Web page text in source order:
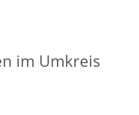
im Umkreis